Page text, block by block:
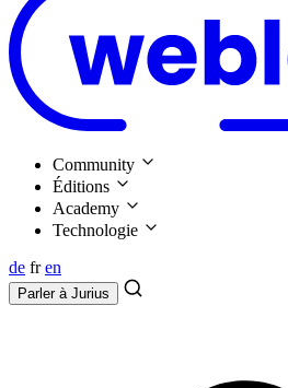
Community
Éditions
Academy
Technologie
de fr en
Parler à Jurius